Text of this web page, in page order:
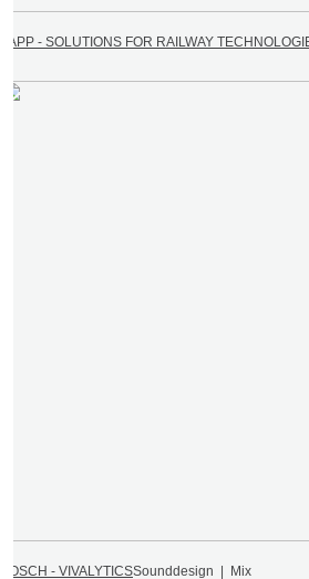
LAPP - SOLUTIONS FOR RAILWAY
BOSCH - VIVALYTICSSounddesign | Mix